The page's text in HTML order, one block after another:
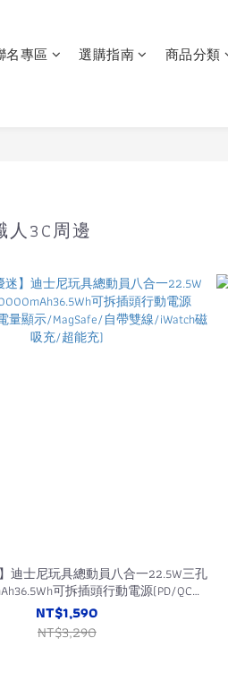
名專區 選購指南 商品分類
人3C周邊
】迪士尼玩具總動員八合一22.5W三孔
可拆插頭行動電源(PD/QC快
MagSafe/自帶雙線/iWatch磁吸充/超
能充)
NT$1,590
NT$3,290